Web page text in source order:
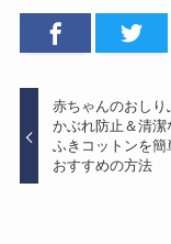
赤ちゃんのおしり
かぶれ防止＆清潔
ふきコットンを簡
おすすめの方法